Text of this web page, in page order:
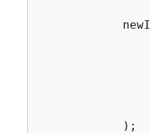
            );